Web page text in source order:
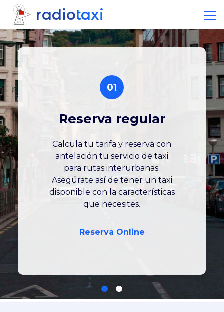
Pasar
contenido
principal
radiotaxi
01
Reserva regular
Calcula tu tarifa y reserva con
antelación tu servicio de taxi
para rutas interurbanas.
Asegúrate así de tener un taxi
disponible con la características
que necesites.
Reserva Online